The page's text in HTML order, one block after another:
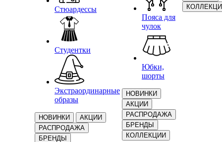
Стюардессы
Студентки
Экстраординарные
образы
НОВИНКИ
АКЦИИ
РАСПРОДАЖА
БРЕНДЫ
Пояса для
чулок
Юбки,
шорты
НОВИНКИ
АКЦИИ
РАСПРОДАЖА
БРЕНДЫ
КОЛЛЕКЦИИ